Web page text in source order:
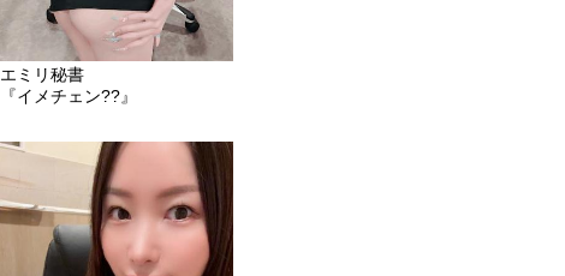
エミリ秘書
『イメチェン??』